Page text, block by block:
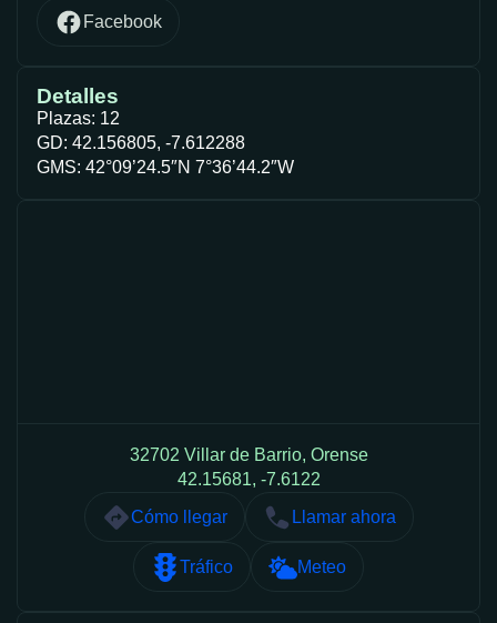
Facebook
Detalles
Plazas: 12
GD: 42.156805, -7.612288
GMS: 42°09’24.5″N 7°36’44.2″W
32702 Villar de Barrio, Orense
42.15681, -7.6122
Cómo llegar
Llamar ahora
Tráfico Meteo